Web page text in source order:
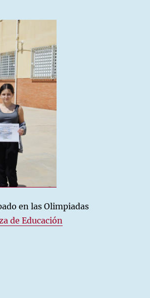
en las Olimpiadas
de Educación